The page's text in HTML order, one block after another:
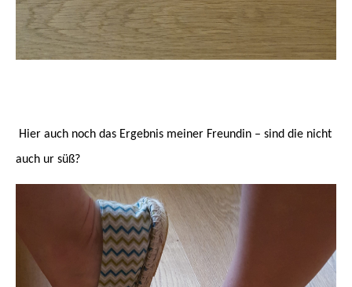
Hier auch noch das Ergebnis meiner Freundin – sind die nicht
auch ur süß?